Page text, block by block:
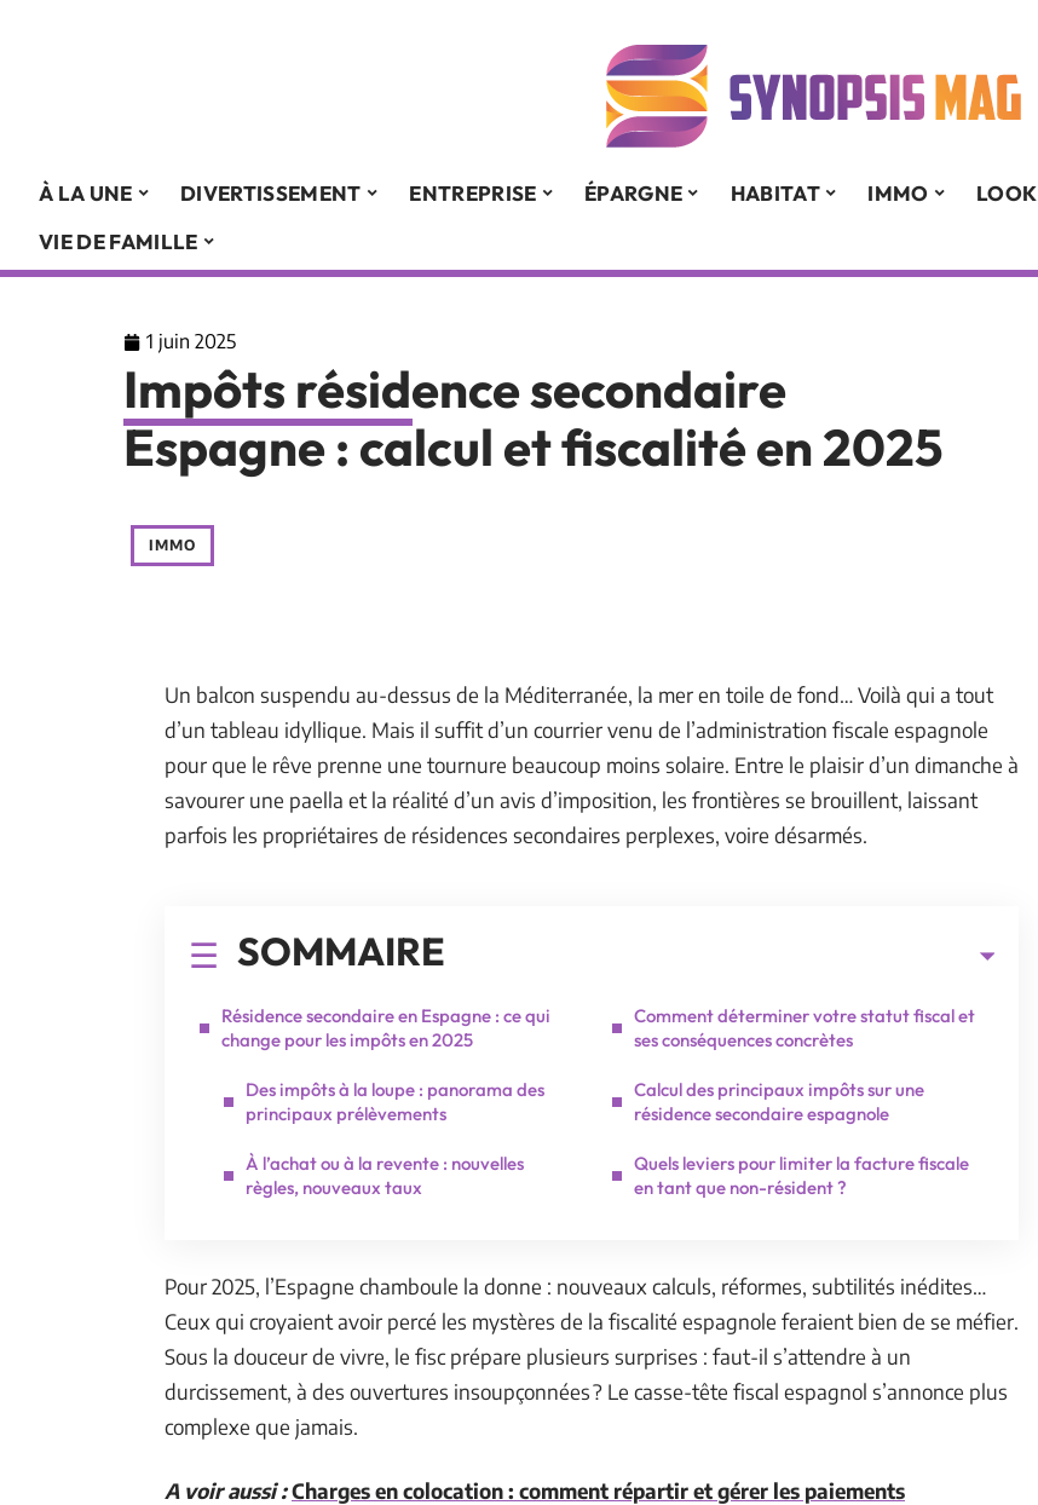
À LA UNE DIVERTISSEMENT ENTREPRISE ÉPARGNE HABITAT IMMO LOOK
VIE DE FAMILLE
1 juin 2025
Impôts résidence secondaire
Espagne : calcul et fiscalité en 2025
IMMO
Un balcon suspendu au-dessus de la Méditerranée, la mer en toile de fond… Voilà qui a tout
d’un tableau idyllique. Mais il suffit d’un courrier venu de l’administration fiscale espagnole
pour que le rêve prenne une tournure beaucoup moins solaire. Entre le plaisir d’un dimanche à
savourer une paella et la réalité d’un avis d’imposition, les frontières se brouillent, laissant
parfois les propriétaires de résidences secondaires perplexes, voire désarmés.
SOMMAIRE
Résidence secondaire en Espagne : ce qui
change pour les impôts en 2025
Des impôts à la loupe : panorama des
principaux prélèvements
À l’achat ou à la revente : nouvelles
règles, nouveaux taux
Comment déterminer votre statut fiscal et
ses conséquences concrètes
Calcul des principaux impôts sur une
résidence secondaire espagnole
Quels leviers pour limiter la facture fiscale
en tant que non-résident ?
Pour 2025, l’Espagne chamboule la donne : nouveaux calculs, réformes, subtilités inédites…
Ceux qui croyaient avoir percé les mystères de la fiscalité espagnole feraient bien de se méfier.
Sous la douceur de vivre, le fisc prépare plusieurs surprises : faut-il s’attendre à un
durcissement, à des ouvertures insoupçonnées ? Le casse-tête fiscal espagnol s’annonce plus
complexe que jamais.
A voir aussi :Charges en colocation : comment répartir et gérer les paiements